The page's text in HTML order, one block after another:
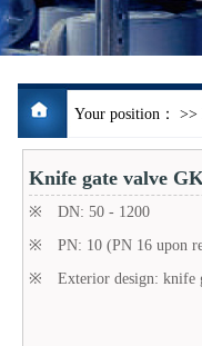
Your position： >>
Knife gate valve
※ DN: 50 - 1200
※ PN: 10 (PN 16 upon
※ Exterior design: knife